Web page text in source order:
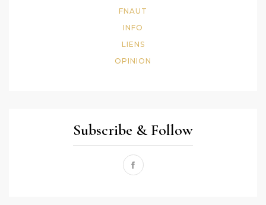
FNAUT
INFO
LIENS
OPINION
Subscribe & Follow